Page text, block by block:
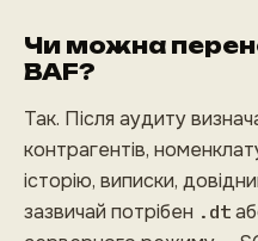
Чи можна
BAF?
Так. Після аудиту
контрагентів,
історію, виписки,
зазвичай потрібен .dt